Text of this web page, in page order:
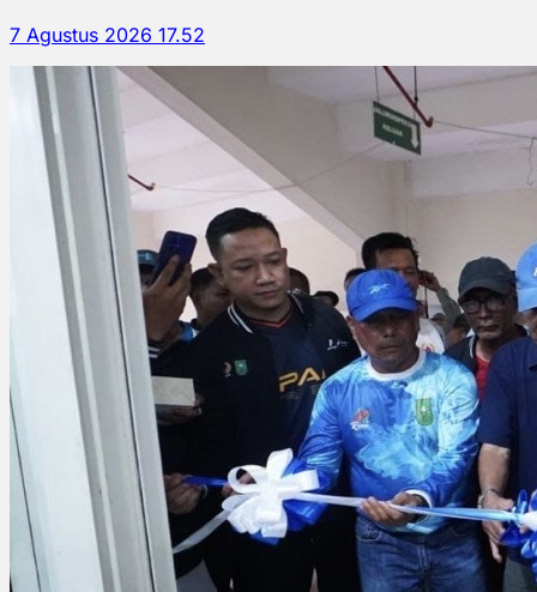
7 Agustus 2026 17.52